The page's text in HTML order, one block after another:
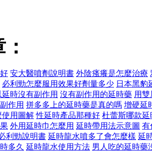
安大醫噴劑說明書 外陰瘙癢是怎麼治療
必利勁怎麼服用效果好劑量多少 日本黑豹
時沒有副作用 沒有副作用的延時藥 用
作用 拼多多上的延時藥是真的嗎 增硬延
使用圖解 性延時產品那種好 杜蕾斯哪款延
外用延時巾怎麼用 延時帶用法示意圖 有
利勁說明書 延時龍水噴多了會怎麼樣 延
多久 延時龍水使用方法 男人吃的延時藥